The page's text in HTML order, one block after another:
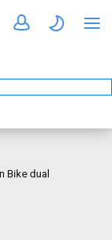
Bike dual